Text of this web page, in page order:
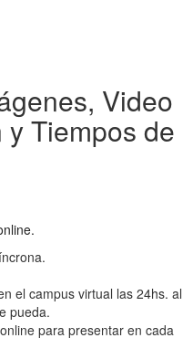
Video
Tiempos de
el campus virtual las 24hs. al
pueda.
para presentar en cada